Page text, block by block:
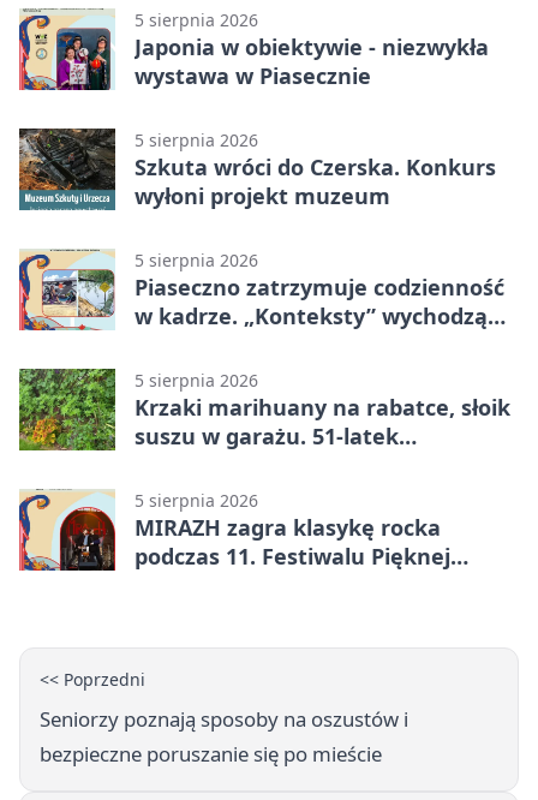
5 sierpnia 2026
Japonia w obiektywie - niezwykła
wystawa w Piasecznie
5 sierpnia 2026
Szkuta wróci do Czerska. Konkurs
wyłoni projekt muzeum
5 sierpnia 2026
Piaseczno zatrzymuje codzienność
w kadrze. „Konteksty” wychodzą
5 sierpnia 2026
Krzaki marihuany na rabatce, słoik
suszu w garażu. 51-latek
5 sierpnia 2026
MIRAZH zagra klasykę rocka
podczas 11. Festiwalu Pięknej
<< Poprzedni
Seniorzy poznają sposoby na oszustów i
bezpieczne poruszanie się po mieście